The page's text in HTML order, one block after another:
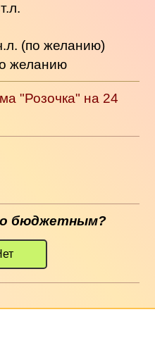
(по желанию)
желанию
"Розочка" на 24
бюджетным?